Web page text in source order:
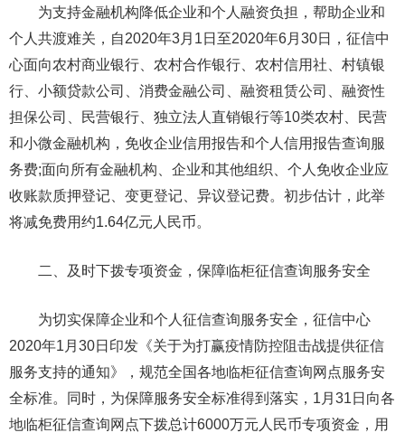
为支持金融机构降低企业和个人融资负担，帮助企业和
个人共渡难关，自2020年3月1日至2020年6月30日，征信中
心面向农村商业银行、农村合作银行、农村信用社、村镇银
行、小额贷款公司、消费金融公司、融资租赁公司、融资性
担保公司、民营银行、独立法人直销银行等10类农村、民营
和小微金融机构，免收企业信用报告和个人信用报告查询服
务费;面向所有金融机构、企业和其他组织、个人免收企业应
收账款质押登记、变更登记、异议登记费。初步估计，此举
将减免费用约1.64亿元人民币。
二、及时下拨专项资金，保障临柜征信查询服务安全
为切实保障企业和个人征信查询服务安全，征信中心
2020年1月30日印发《关于为打赢疫情防控阻击战提供征信
服务支持的通知》，规范全国各地临柜征信查询网点服务安
全标准。同时，为保障服务安全标准得到落实，1月31日向各
地临柜征信查询网点下拨总计6000万元人民币专项资金，用